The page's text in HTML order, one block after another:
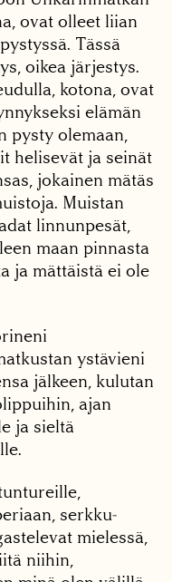
ovat olleet liian
Tässä
oikea järjestys.
kotona, ovat
elämän
pysty ole­maan,
helisevät ja sei­nät
jokainen mätäs
Muistan
lin­nunpesät,
maan pin­nasta
ja mättäistä ei ole
ys­tävieni
jälkeen, ku­lutan
ajan
ja sieltä
serkku­
mielessä,
niihin,